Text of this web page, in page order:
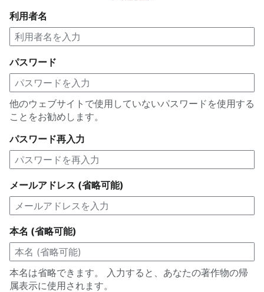
利用者名
パスワード
他のウェブサイトで使用していないパスワードを使用する
ことをお勧めします。
パスワード再入力
メールアドレス (省略可能)
本名 (省略可能)
本名は省略できます。 入力すると、あなたの著作物の帰
属表示に使用されます。